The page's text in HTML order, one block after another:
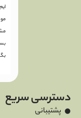
دسترسی سریع
پشتیبانی